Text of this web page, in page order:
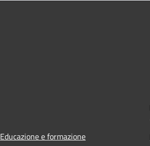
Educazione e formazione